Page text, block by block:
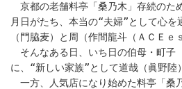
京都の老舗料亭「桑乃木」存続のた
月日がたち、本当の“夫婦”として心を
（門脇麦）と周（作間龍斗（ＡＣＥｅ
そんなある日、いち日の伯母・町子
に、“新しい家族”として道哉（眞野陸
一方、人気店になり始めた料亭「桑